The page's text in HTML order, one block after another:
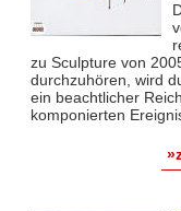
zu Sculpture von
durchzuhören, wird
ein beachtlicher
komponierten